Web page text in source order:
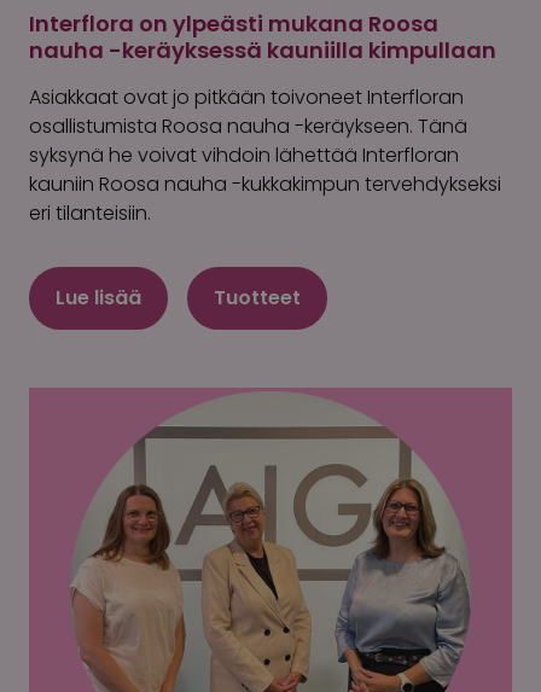
Interflora on ylpeästi mukana Roosa
nauha -keräyksessä kauniilla kimpullaan
Asiakkaat ovat jo pitkään toivoneet Interfloran
osallistumista Roosa nauha -keräykseen. Tänä
syksynä he voivat vihdoin lähettää Interfloran
kauniin Roosa nauha -kukkakimpun tervehdykseksi
eri tilanteisiin.
Lue lisää Tuotteet